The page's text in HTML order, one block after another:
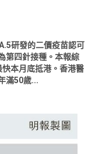
研發的二價疫苗認可
第四針接種。本報綜
本月底抵港。香港醫
滿50歲...